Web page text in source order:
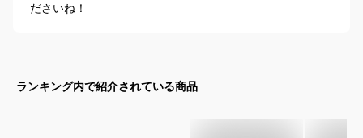
ださいね！
ランキング内で紹介されている商品